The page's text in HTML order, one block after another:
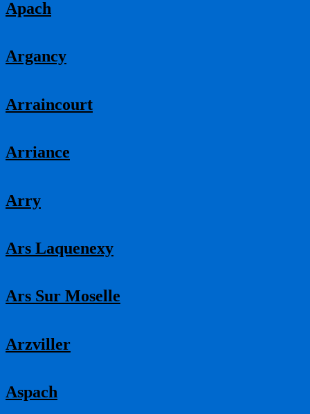
Apach
Argancy
Arraincourt
Arriance
Arry
Ars Laquenexy
Ars Sur Moselle
Arzviller
Aspach